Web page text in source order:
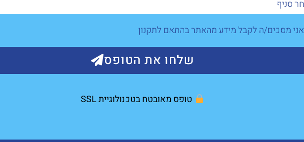
אני מסכים/ה לקבל מידע מהאתר בהתאם לתקנון
שלחו את הטופס
טופס מאובטח בטכנולוגיית SSL